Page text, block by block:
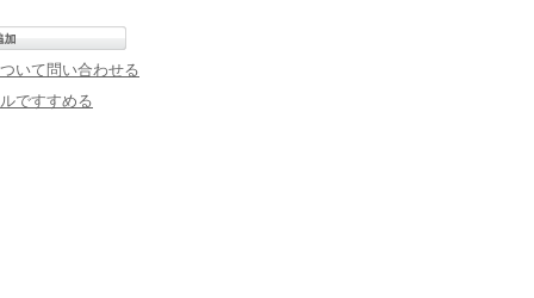
いて問い合わせる
ですすめる